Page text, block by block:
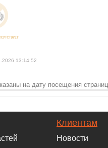
13:14:52
на дату посещения
Клиентам
Новости